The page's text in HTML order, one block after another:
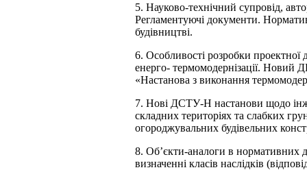
5. Науково-технічний супровід,
Регламентуючі документи.
будівництві.
6. Особливості розробки проектної
енерго- термомодернізації. Новий
«Настанова з виконання
7. Нові ДСТУ-Н настанови щодо
складних територіях та слабких
огороджувальних будівельних
8. Об’єкти-аналоги в нормативних
визначенні класів наслідків